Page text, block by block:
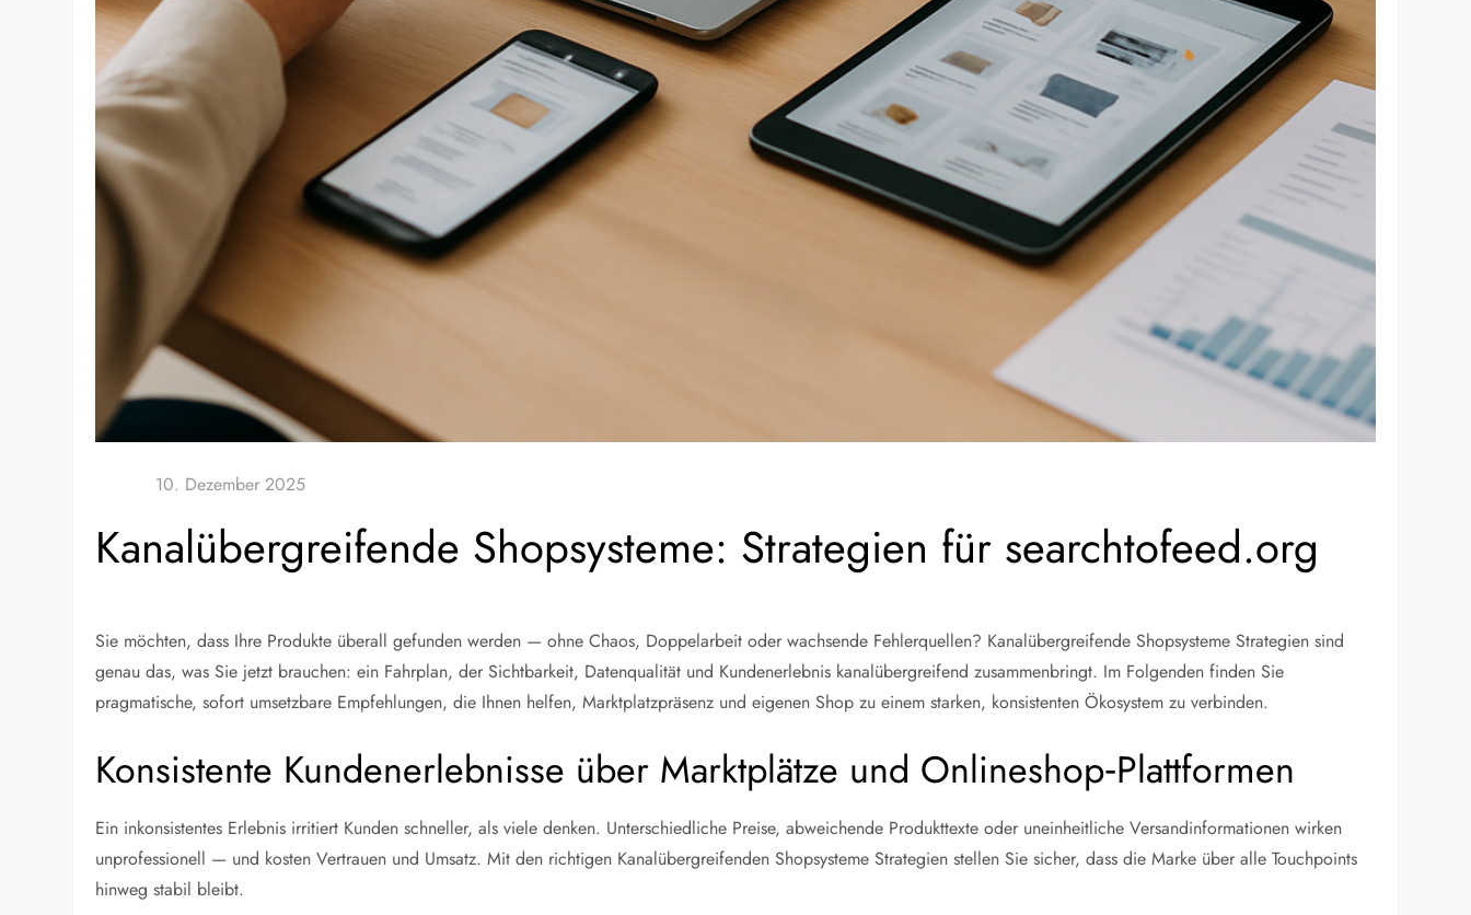
Kanalübergreifende Shopsysteme: Strategien für searchtofeed.org
Sie möchten, dass Ihre Produkte überall gefunden werden — ohne Chaos, Doppelarbeit oder wachsende Fehlerquellen? Kanalübergreifende Shopsysteme Strategien sind
genau das, was Sie jetzt brauchen: ein Fahrplan, der Sichtbarkeit, Datenqualität und Kundenerlebnis kanalübergreifend zusammenbringt. Im Folgenden finden Sie
pragmatische, sofort umsetzbare Empfehlungen, die Ihnen helfen, Marktplatzpräsenz und eigenen Shop zu einem starken, konsistenten Ökosystem zu verbinden.
Konsistente Kundenerlebnisse über Marktplätze und Onlineshop‑Plattformen
Ein inkonsistentes Erlebnis irritiert Kunden schneller, als viele denken. Unterschiedliche Preise, abweichende Produkttexte oder uneinheitliche Versandinformationen wirken
unprofessionell — und kosten Vertrauen und Umsatz. Mit den richtigen Kanalübergreifenden Shopsysteme Strategien stellen Sie sicher, dass die Marke über alle Touchpoints
hinweg stabil bleibt.